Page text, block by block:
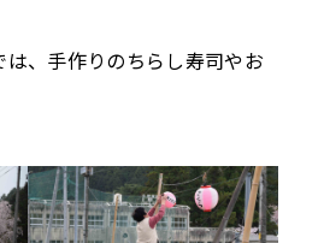
、手作りのちらし寿司やお